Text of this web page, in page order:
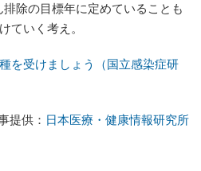
除の目標年に定めていることも
ていく考え。
を受けましょう（国立感染症研
提供： 日本医療・健康情報研究所